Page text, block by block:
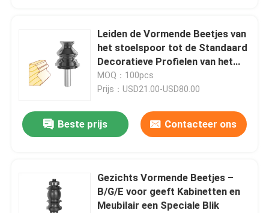
Het Beetje van de profielrouter
Gezamenlijke freesbit
HSS-freesbit
Leiden de Vormende Beetjes van
het stoelspoor tot de Standaard
Decoratieve Profielen van het
Stoelspoor
MOQ：100pcs
Prijs：USD21.00-USD80.00
Beste prijs Contacteer ons
Gezichts Vormende Beetjes –
B/G/E voor geeft Kabinetten en
Meubilair een Speciale Blik